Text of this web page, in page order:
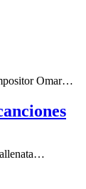
Omar…